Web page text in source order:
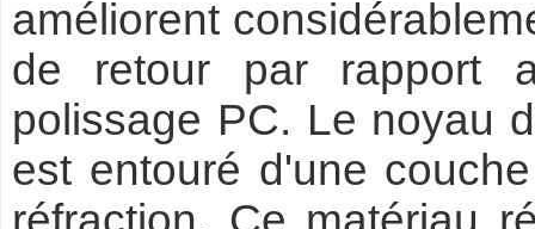
améliorent
de retour par rapport
polissage PC. Le noyau
est entouré d'une